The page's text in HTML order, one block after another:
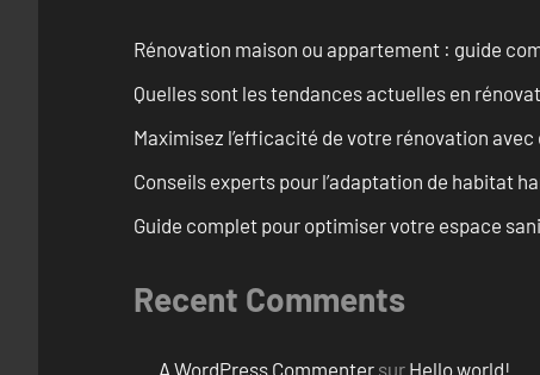
Rénovation maison ou appartement : guide
Quelles sont les tendances actuelles en
Maximisez l’efficacité de votre rénovation
Conseils experts pour l’adaptation de habitat
Guide complet pour optimiser votre espace
Recent Comments
A WordPress Commenter sur Hello world!